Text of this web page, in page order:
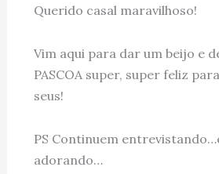
Querido casal maravilhoso!
Vim aqui para dar um beijo e
PASCOA super, super feliz
seus!
PS Continuem
adorando…